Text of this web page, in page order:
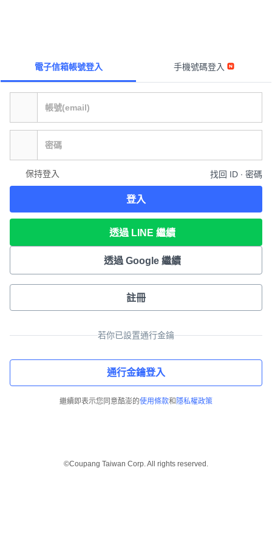
電子信箱帳號登入 手機號碼登入
保持登入 找回 ID ∙ 密碼
登入
透過 LINE 繼續
透過 Google 繼續
註冊
若你已設置通行金鑰
通行金鑰登入
繼續即表示您同意酷澎的使用條款和 隱私權政策
©Coupang Taiwan Corp. All rights reserved.